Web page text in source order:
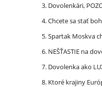
Dovolenkári,
Chcete sa stať
Spartak Moskva
NEŠŤASTIE na
Dovolenka ako
Ktoré krajiny